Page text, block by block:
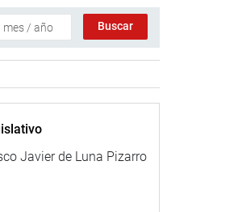
mes / año
Javier de Luna Pizarro